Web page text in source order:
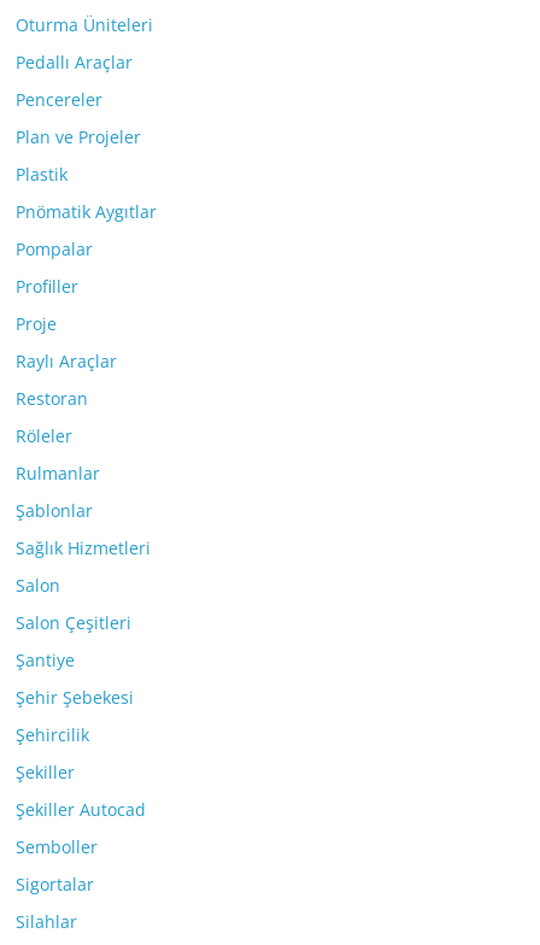
Oturma Üniteleri
Pedallı Araçlar
Pencereler
Plan ve Projeler
Plastik
Pnömatik Aygıtlar
Pompalar
Profiller
Proje
Raylı Araçlar
Restoran
Röleler
Rulmanlar
Şablonlar
Sağlık Hizmetleri
Salon
Salon Çeşitleri
Şantiye
Şehir Şebekesi
Şehircilik
Şekiller
Şekiller Autocad
Semboller
Sigortalar
Silahlar